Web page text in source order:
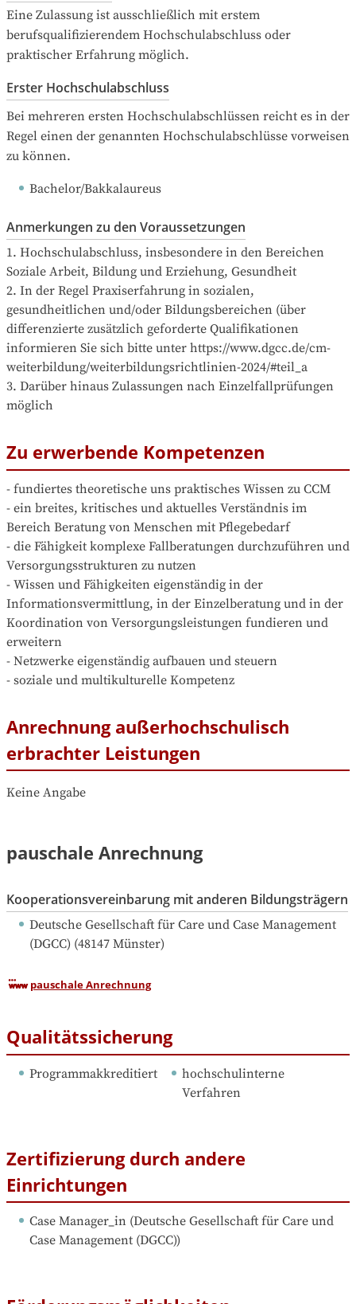
Eine Zulassung ist ausschließlich mit erstem
berufsqualifizierendem Hochschulabschluss oder
praktischer Erfahrung möglich.
Erster Hochschulabschluss
Bei mehreren ersten Hochschulabschlüssen reicht es in der
Regel einen der genannten Hochschulabschlüsse vorweisen
zu können.
Bachelor/Bakkalaureus
Anmerkungen zu den Voraussetzungen
1. Hochschulabschluss, insbesondere in den Bereichen
Soziale Arbeit, Bildung und Erziehung, Gesundheit
2. In der Regel Praxiserfahrung in sozialen,
gesundheitlichen und/oder Bildungsbereichen (über
differenzierte zusätzlich geforderte Qualifikationen
informieren Sie sich bitte unter https://www.dgcc.de/cm-
weiterbildung/weiterbildungsrichtlinien-2024/#teil_a
3. Darüber hinaus Zulassungen nach Einzelfallprüfungen
möglich
Zu erwerbende Kompetenzen
- fundiertes theoretische uns praktisches Wissen zu CCM
- ein breites, kritisches und aktuelles Verständnis im
Bereich Beratung von Menschen mit Pflegebedarf
- die Fähigkeit komplexe Fallberatungen durchzuführen und
Versorgungsstrukturen zu nutzen
- Wissen und Fähigkeiten eigenständig in der
Informationsvermittlung, in der Einzelberatung und in der
Koordination von Versorgungsleistungen fundieren und
erweitern
- Netzwerke eigenständig aufbauen und steuern
- soziale und multikulturelle Kompetenz
Anrechnung außerhochschulisch
erbrachter Leistungen
Keine Angabe
pauschale Anrechnung
Kooperationsvereinbarung mit anderen Bildungsträgern
Deutsche Gesellschaft für Care und Case Management
(DGCC) (48147 Münster)
pauschale Anrechnung
Qualitätssicherung
Programmakkreditiert
hochschulinterne
Verfahren
Zertifizierung durch andere
Einrichtungen
Case Manager_in (Deutsche Gesellschaft für Care und
Case Management (DGCC))